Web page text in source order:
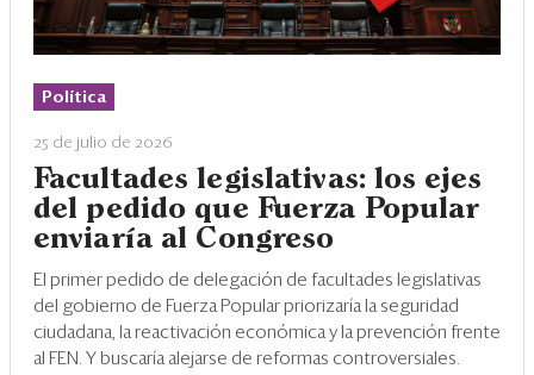
Política
25 de julio de 2026
Facultades legislativas: los ejes
del pedido que Fuerza Popular
enviaría al Congreso
El primer pedido de delegación de facultades legislativas
del gobierno de Fuerza Popular priorizaría la seguridad
ciudadana, la reactivación económica y la prevención frente
al FEN. Y buscaría alejarse de reformas controversiales.